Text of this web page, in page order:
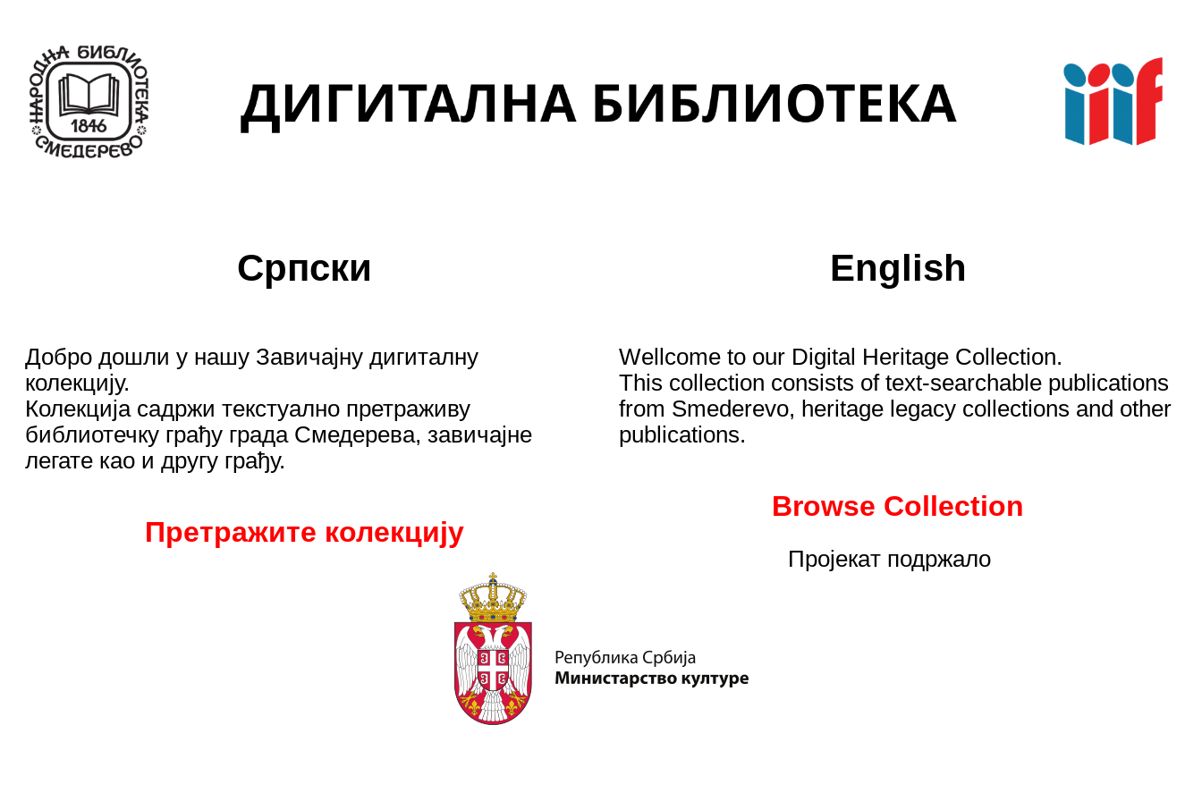
Српски
Добро дошли у нашу Завичајну дигиталну
колекцију.
Колекција садржи текстуално претраживу
библиотечку грађу града Смедерева, завичајне
легате као и другу грађу.
Претражите колекцију
English
Wellcome to our Digital Heritage Collection.
This collection consists of text-searchable publications
from Smederevo, heritage legacy collections and other
publications.
Browse Collection
Пројекaт подржало